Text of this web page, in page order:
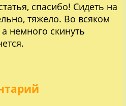
спасибо! Сидеть на
тяжело. Во всяком
немного скинуть